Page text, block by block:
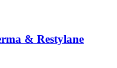
& Restylane